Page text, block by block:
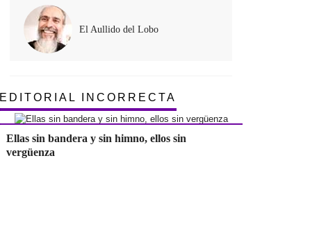
El Aullido del Lobo
EDITORIAL INCORRECTA
Ellas sin bandera y sin himno, ellos sin
vergüenza